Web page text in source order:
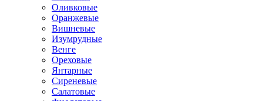
Оливковые
Оранжевые
Вишневые
Изумрудные
Венге
Ореховые
Янтарные
Сиреневые
Салатовые